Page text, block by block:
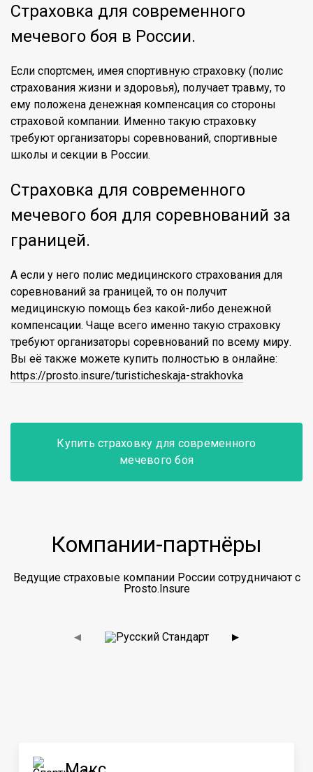
Страховка для современного
мечевого боя в России.
Если спортсмен, имея спортивную страховку (полис
страхования жизни и здоровья), получает травму, то
ему положена денежная компенсация со стороны
страховой компании. Именно такую страховку
требуют организаторы соревнований, спортивные
школы и секции в России.
Страховка для современного
мечевого боя для соревнований за
границей.
А если у него полис медицинского страхования для
соревнований за границей, то он получит
медицинскую помощь без какой-либо денежной
компенсации. Чаще всего именно такую страховку
требуют организаторы соревнований по всему миру.
Вы её также можете купить полностью в онлайне:
https://prosto.insure/turisticheskaja-strakhovka
Купить страховку для современного
мечевого боя
Компании-партнёры
Ведущие страховые компании России сотрудничают с
Prosto.Insure
◀ ▶